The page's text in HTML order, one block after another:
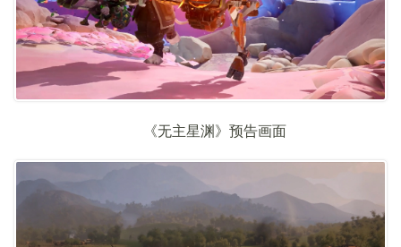
《无主星渊》预告画面